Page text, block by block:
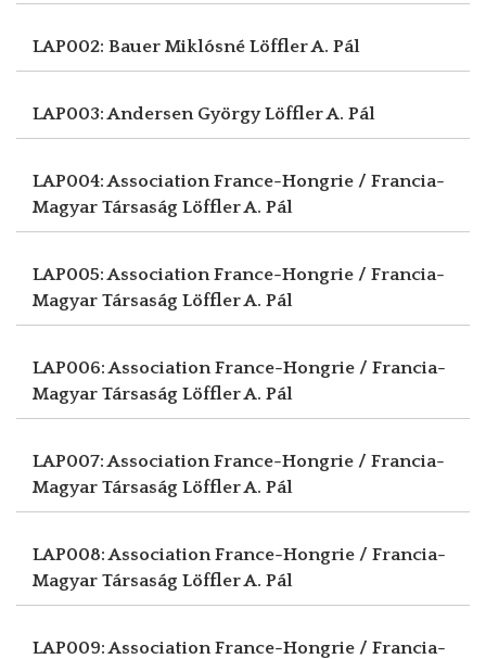
LAP002: Bauer Miklósné Löffler A. Pál
LAP003: Andersen GyörgyLöffler A. Pál
LAP004: Association France-Hongrie / Francia-
Magyar Társaság Löffler A. Pál
LAP005: Association France-Hongrie / Francia-
Magyar Társaság Löffler A. Pál
LAP006: Association France-Hongrie / Francia-
Magyar Társaság Löffler A. Pál
LAP007: Association France-Hongrie / Francia-
Magyar Társaság Löffler A. Pál
LAP008: Association France-Hongrie / Francia-
Magyar Társaság Löffler A. Pál
LAP009: Association France-Hongrie / Francia-